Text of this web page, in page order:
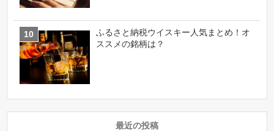
ふるさと納税ウイスキー人気まとめ！オ
ススメの銘柄は？
最近の投稿